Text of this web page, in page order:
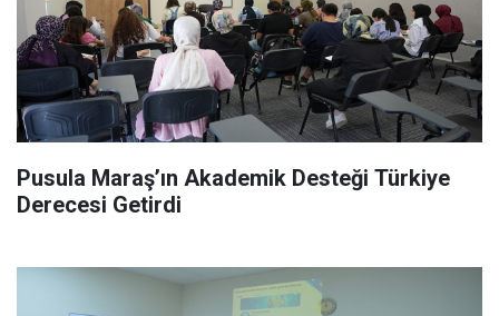
Pusula Maraş’ın Akademik Desteği Türkiye
Derecesi Getirdi